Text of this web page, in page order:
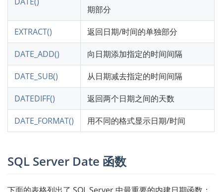
期部分
EXTRACT() 返回日期/时间的单独部分
DATE_ADD() 向日期添加指定的时间间隔
DATE_SUB() 从日期减去指定的时间间隔
DATEDIFF() 返回两个日期之间的天数
DATE_FORMAT() 用不同的格式显示日期/时间
SQL Server Date 函数